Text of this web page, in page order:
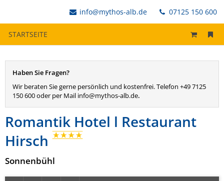
info@mythos-alb.de 07125 150 600
STARTSEITE
Haben Sie Fragen?
Wir beraten Sie gerne persönlich und kostenfrei. Telefon +49 7125
150 600 oder per Mail info@mythos-alb.de.
Romantik Hotel l Restaurant
Hirsch
Sonnenbühl